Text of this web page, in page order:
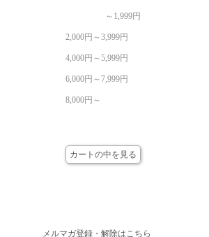
～1,999円
2,000円～3,999円
4,000円～5,999円
6,000円～7,999円
8,000円～
カートの中を見る
メルマガ登録・解除はこちら